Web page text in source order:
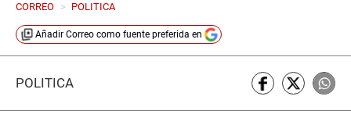
CORREO > POLITICA
Añadir Correo como fuente preferida en
POLÍTICA